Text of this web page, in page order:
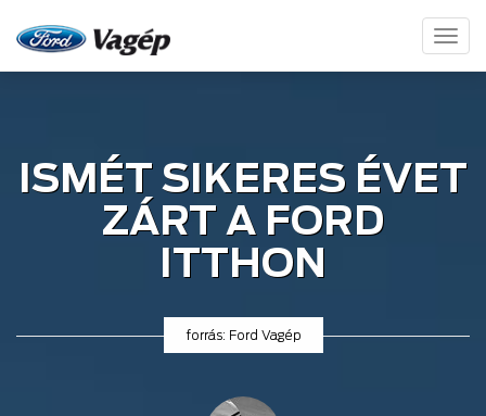
ISMÉT SIKERES ÉVET
ZÁRT A FORD
ITTHON
forrás: Ford Vagép